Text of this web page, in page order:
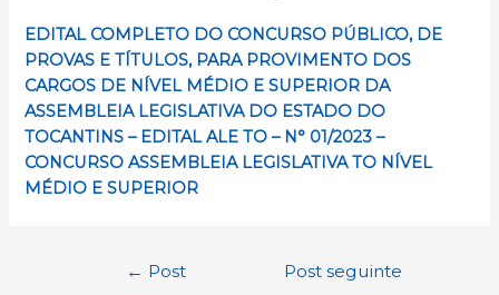
EDITAL COMPLETO DO CONCURSO PÚBLICO, DE
PROVAS E TÍTULOS, PARA PROVIMENTO DOS
CARGOS DE NÍVEL MÉDIO E SUPERIOR DA
ASSEMBLEIA LEGISLATIVA DO ESTADO DO
TOCANTINS – EDITAL ALE TO – N° 01/2023 –
CONCURSO ASSEMBLEIA LEGISLATIVA TO NÍVEL
MÉDIO E SUPERIOR
Navegação
← Post
Post seguinte